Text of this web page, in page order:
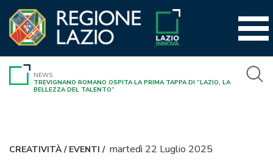
contenuto
NEWS
TREVIGNANO ROMANO OSPITA LA PRIMA TAPPA DI “LAZIO, LA
BELLEZZA DEL TALENTO”
CREATIVITÀ/ EVENTI / martedì 22 Luglio 2025